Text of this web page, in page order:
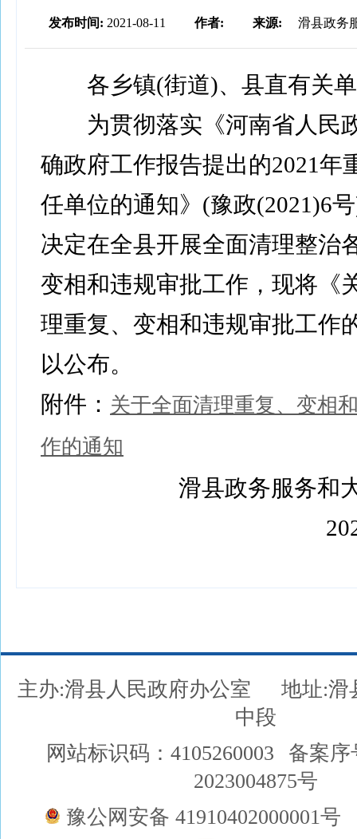
发布时间: 2021-08-11 作者: 来源: 滑县政务
各乡镇(街道)、县直有关
为贯彻落实《河南省人民
确政府工作报告提出的2021年
任单位的通知》(豫政(2021)6
决定在全县开展全面清理整治
变相和违规审批工作，现将《
理重复、变相和违规审批工作
以公布。
附件： 关于全面清理重复、变相
作的通知
滑县政务服务和
主办:滑县人民政府办公室
地址:滑
中段
网站标识码：4105260003
备案序
2023004875号
豫公网安备 41910402000001号